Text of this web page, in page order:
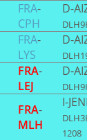
FRA-
CPH
D-
FRA-
LYS
D-
FRA-
LEJ
D-
FRA-
MLH
I-JENE
1208